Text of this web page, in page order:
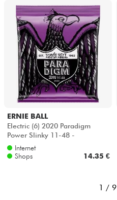
ERNIE BALL
Electric (6) 2020 Paradigm
Power Slinky 11-48 -
Saitensätze
Internet
Shops
14.35 €
1 / 9